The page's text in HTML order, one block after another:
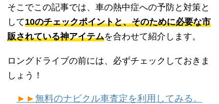
そこでこの記事では、車の熱中症への予防と対策と
して10のチェックポイントと、そのために必要な市
販されている神アイテムを合わせて紹介します。
ロングドライブの前には、必ずチェックしておきま
しょう！
►►無料のナビクル車査定を利用してみる。